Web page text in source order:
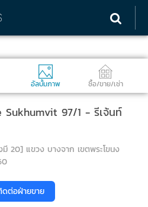
อัลบั้มภาพ ซื้อ/ขาย/เช่า
Sukhumvit 97/1 - รีเจ้นท์
20] แขวง บางจาก เขตพระโขนง
ต่อฝ่ายขาย